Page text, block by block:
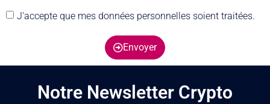
J'accepte que mes données personnelles soient traitées.
Envoyer
Notre Newsletter Crypto